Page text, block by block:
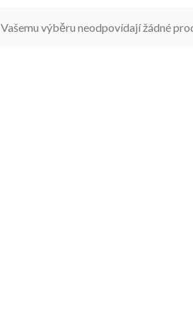
Vašemu výběru neodpovídají žádné